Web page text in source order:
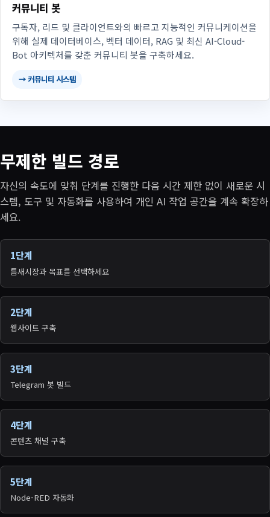
커뮤니티 봇
구독자, 리드 및 클라이언트와의 빠르고 지능적인 커뮤니케이션을
위해 실제 데이터베이스, 벡터 데이터, RAG 및 최신 AI-Cloud-
Bot 아키텍처를 갖춘 커뮤니티 봇을 구축하세요.
→ 커뮤니티 시스템
무제한 빌드 경로
자신의 속도에 맞춰 단계를 진행한 다음 시간 제한 없이 새로운 시
스템, 도구 및 자동화를 사용하여 개인 AI 작업 공간을 계속 확장하
세요.
1단계
틈새시장과 목표를 선택하세요
2단계
웹사이트 구축
3단계
Telegram 봇 빌드
4단계
콘텐츠 채널 구축
5단계
Node-RED 자동화